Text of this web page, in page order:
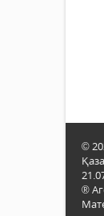
©
®